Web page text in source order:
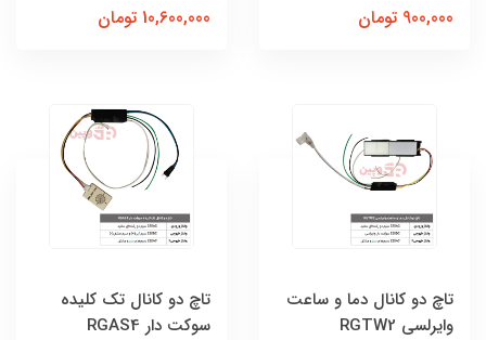
900,000 تومان 10,600,000 تومان
تاچ دو کانال دما و ساعت
وایرلسی RGTW2
تاچ دو کانال تک کلیده
سوکت دار RGAS4